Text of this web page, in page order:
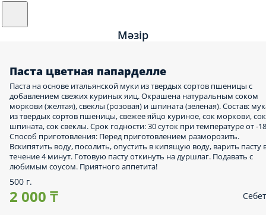
Мәзір
Паста цветная папарделле
Паста на основе итальянской муки из твердых сортов пшеницы с
добавлением свежих куриных яиц. Окрашена натуральным соком
моркови (желтая), свеклы (розовая) и шпината (зеленая). Состав:
из твердых сортов пшеницы, свежее яйцо куриное, сок моркови, сок
шпината, сок свеклы. Срок годности: 30 суток при температуре от -
Способ приготовления: Перед приготовлением разморозить.
Вскипятить воду, посолить, опустить в кипящую воду, варить пасту
течение 4 минут. Готовую пасту откинуть на дуршлаг. Подавать с
любимым соусом. Приятного аппетита!
500 г.
2 000 ₸